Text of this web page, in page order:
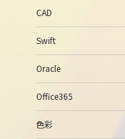
CAD
Swift
Oracle
Office365
色彩